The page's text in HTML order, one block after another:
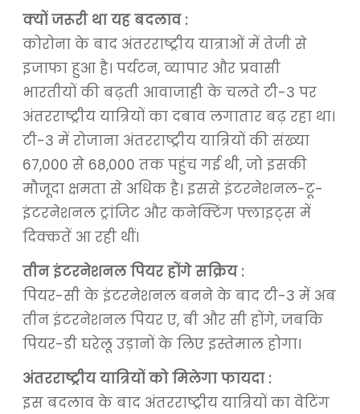
क्यों जरूरी था यह बदलाव :
कोरोना के बाद अंतरराष्ट्रीय यात्राओं में तेजी से
इजाफा हुआ है। पर्यटन, व्यापार और प्रवासी
भारतीयों की बढ़ती आवाजाही के चलते टी-3 पर
अंतरराष्ट्रीय यात्रियों का दबाव लगातार बढ़ रहा था।
टी-3 में रोजाना अंतरराष्ट्रीय यात्रियों की संख्या
67,000 से 68,000 तक पहुंच गई थी, जो इसकी
मौजूदा क्षमता से अधिक है। इससे इंटरनेशनल-टू-
इंटरनेशनल ट्रांजिट और कनेक्टिंग फ्लाइट्स में
दिक्कतें आ रही थीं।
तीन इंटरनेशनल पियर होंगे सक्रिय :
पियर-सी के इंटरनेशनल बनने के बाद टी-3 में अब
तीन इंटरनेशनल पियर ए, बी और सी होंगे, जबकि
पियर-डी घरेलू उड़ानों के लिए इस्तेमाल होगा।
अंतरराष्ट्रीय यात्रियों को मिलेगा फायदा :
इस बदलाव के बाद अंतरराष्ट्रीय यात्रियों का वेटिंग